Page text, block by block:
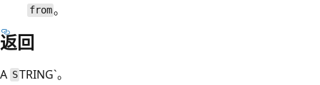
from。
返回
A STRING`。